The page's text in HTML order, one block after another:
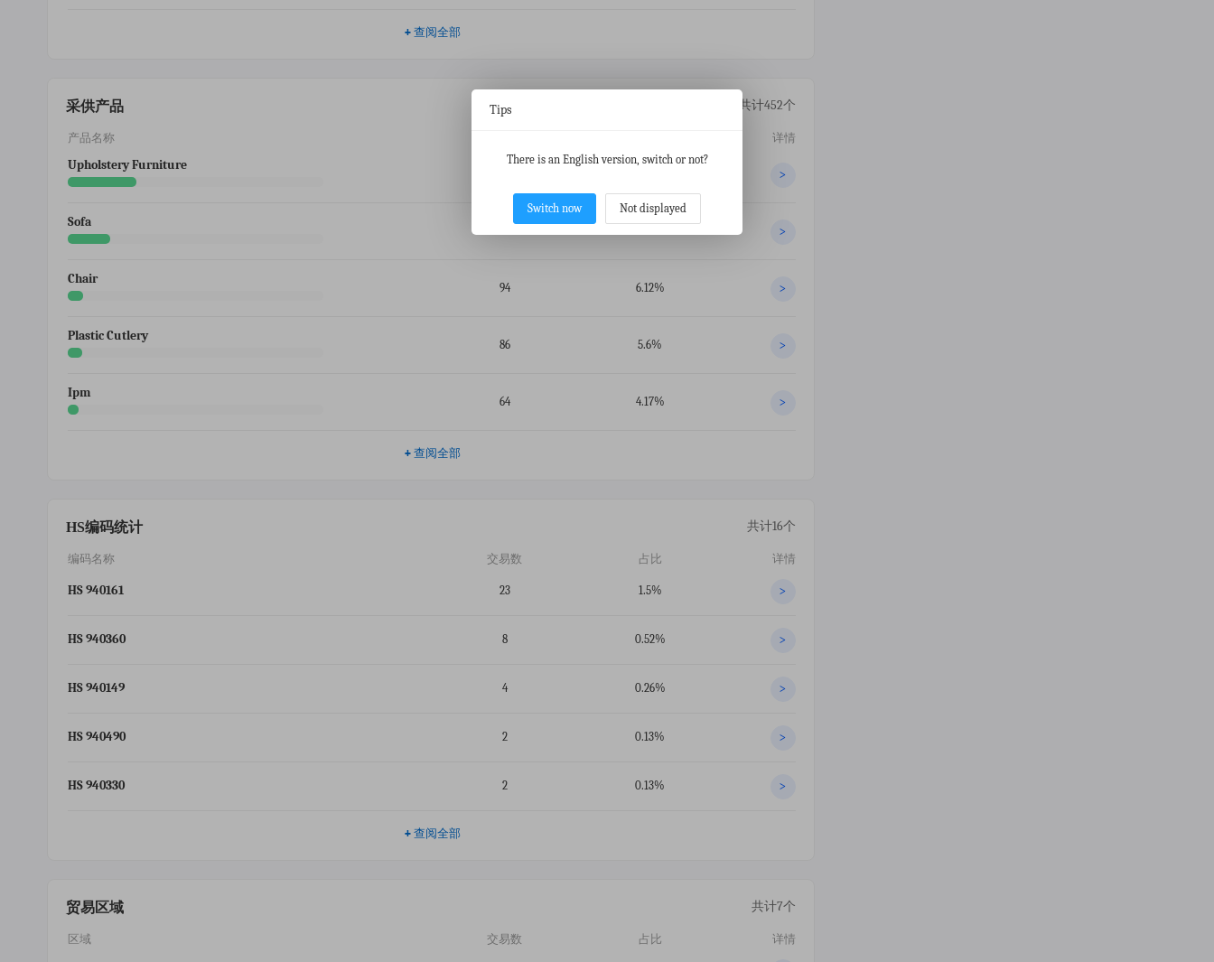
+ 查阅全部
采供产品 共计452个
产品名称 详情
Upholstery Furniture
>
Sofa
>
Chair
94 6.12% >
Plastic Cutlery
86 5.6% >
Ipm
64 4.17% >
+ 查阅全部
HS编码统计 共计16个
编码名称 交易数 占比 详情
HS 940161 23 1.5% >
HS 940360 8 0.52% >
HS 940149 4 0.26% >
HS 940490 2 0.13% >
HS 940330 2 0.13% >
+ 查阅全部
贸易区域 共计7个
区域 交易数 占比 详情
Tips
There is an English version, switch or not?
Switch now Not displayed